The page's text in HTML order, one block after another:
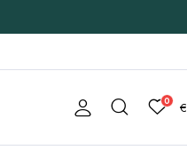
0 €